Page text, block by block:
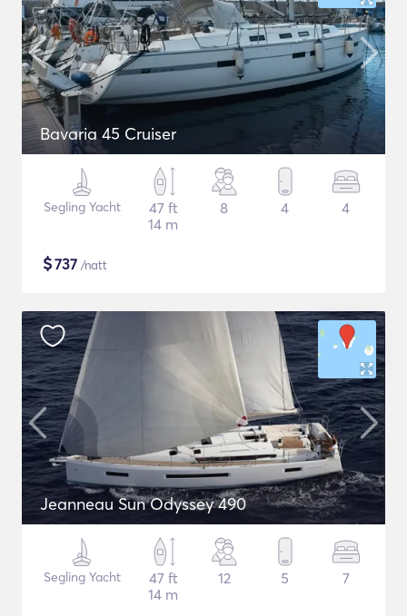
Bavaria 45 Cruiser
Segling Yacht
47 ft
14 m
8 4 4
$737 /natt
Jeanneau Sun Odyssey 490
Segling Yacht
47 ft
14 m
12 5 7